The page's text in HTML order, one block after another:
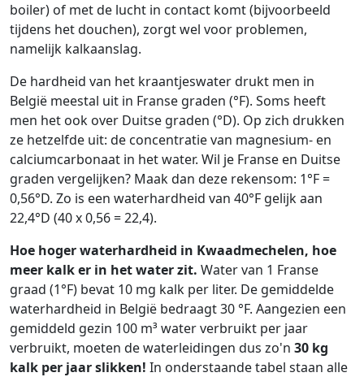
boiler) of met de lucht in contact komt (bijvoorbeeld
tijdens het douchen), zorgt wel voor problemen,
namelijk kalkaanslag.
De hardheid van het kraantjeswater drukt men in
België meestal uit in Franse graden (°F). Soms heeft
men het ook over Duitse graden (°D). Op zich drukken
ze hetzelfde uit: de concentratie van magnesium- en
calciumcarbonaat in het water. Wil je Franse en Duitse
graden vergelijken? Maak dan deze rekensom: 1°F =
0,56°D. Zo is een waterhardheid van 40°F gelijk aan
22,4°D (40 x 0,56 = 22,4).
Hoe hoger waterhardheid in Kwaadmechelen, hoe
meer kalk er in het water zit. Water van 1 Franse
graad (1°F) bevat 10 mg kalk per liter. De gemiddelde
waterhardheid in België bedraagt 30 °F. Aangezien een
gemiddeld gezin 100 m³ water verbruikt per jaar
verbruikt, moeten de waterleidingen dus zo'n 30 kg
kalk per jaar slikken! In onderstaande tabel staan alle